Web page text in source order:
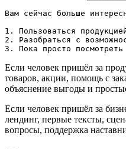
Вам сейчас больше
1. Пользоваться
2. Разобраться с
3. Пока просто
Если человек пришёл за
товаров, акции, помощь с
объяснение выгоды и
Если человек пришёл за
лендинг, первые тексты,
вопросы, поддержка